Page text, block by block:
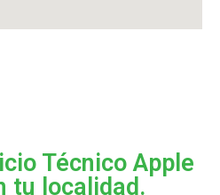
Técnico Apple
tu localidad.